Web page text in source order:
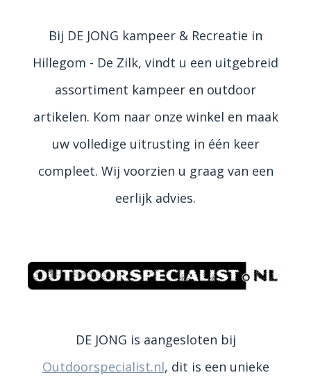
Bij DE JONG kampeer & Recreatie in
Hillegom - De Zilk, vindt u een uitgebreid
assortiment kampeer en outdoor
artikelen. Kom naar onze winkel en maak
uw volledige uitrusting in één keer
compleet. Wij voorzien u graag van een
eerlijk advies.
DE JONG is aangesloten bij
Outdoorspecialist.nl, dit is een unieke